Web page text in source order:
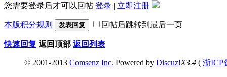
您需要登录后才可以回帖 登录 | 立即注册
本版积分规则 发表回复 回帖后跳转到最后一页
快速回复 返回顶部 返回列表
© 2001-2013 Comsenz Inc. Powered by Discuz!X3.4 ( 浙ICP